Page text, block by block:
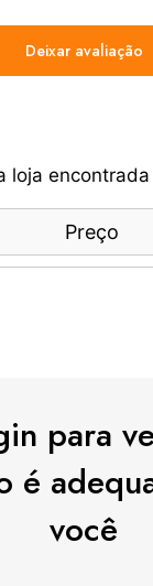
Deixar avaliação
loja
Preço
para
é
você